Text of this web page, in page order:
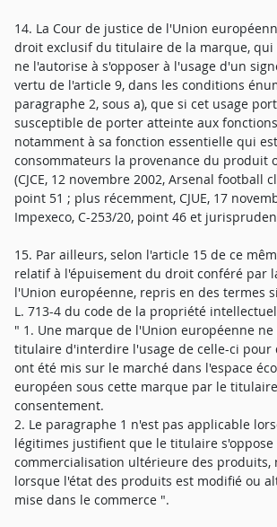
14. La Cour de justice de l'Union
droit exclusif du titulaire de la marque, qui
ne l'autorise à s'opposer à l'usage d'un
vertu de l'article 9, dans les conditions
paragraphe 2, sous a), que si cet usage
susceptible de porter atteinte aux
notamment à sa fonction essentielle qui
consommateurs la provenance du produit
(CJCE, 12 novembre 2002, Arsenal football
point 51 ; plus récemment, CJUE, 17
Impexeco, C-253/20, point 46 et
15. Par ailleurs, selon l'article 15 de ce
relatif à l'épuisement du droit conféré par
l'Union européenne, repris en des termes
L. 713-4 du code de la propriété
" 1. Une marque de l'Union européenne
titulaire d'interdire l'usage de celle-ci pour
ont été mis sur le marché dans l'espace
européen sous cette marque par le
consentement.
2. Le paragraphe 1 n'est pas applicable
légitimes justifient que le titulaire s'oppose
commercialisation ultérieure des produits,
lorsque l'état des produits est modifié ou
mise dans le commerce ".